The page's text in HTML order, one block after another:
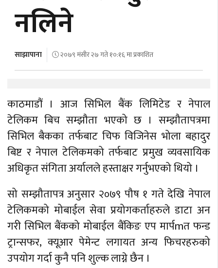
बहस
नलिने
साझापाना २०७९ मंसीर २७ गते १०:१६ मा प्रकाशित
काठमाडौं । आज सिभिल बैंक लिमिटेड र नेपाल
टेलिकम बिच सम्झौता भएको छ । सम्झौतापत्रमा
सिभिल बैकका तर्फबाट चिफ विजिनेस भोला बहादुर
बिष्ट र नेपाल टेलिकमको तर्फबाट प्रमुख व्यवसायिक
अधिकृत संगिता अर्यालले हस्ताक्षर गर्नुभएको थियो ।
सो सम्झौतापत्र अनुसार २०७९ पौष १ गते देखि नेपाल
टेलिकमको मोबाईल सेवा प्रयोगकर्ताहरुले डाटा अन
गरी सिभिल बैंकको मोबाईल बैंकिङ एप मार्पmत फन्ड
ट्रान्सफर, क्यूआर पेमेन्ट लगायत अन्य फिचरहरुको
उपयोग गर्दा कुनै पनि शुल्क लाग्ने छैन ।